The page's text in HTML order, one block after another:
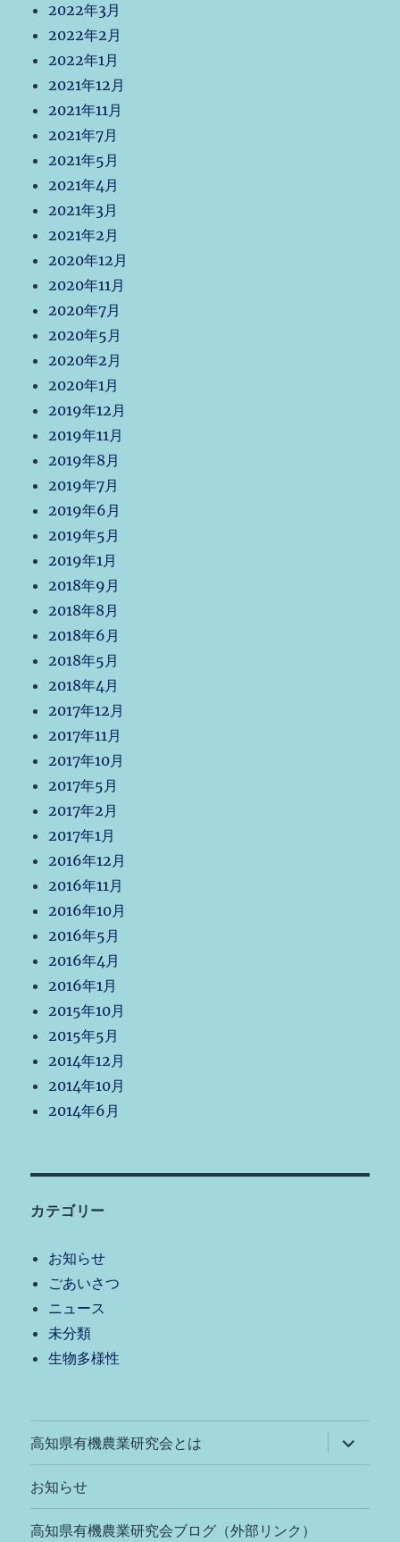
2022年3月
2022年2月
2022年1月
2021年12月
2021年11月
2021年7月
2021年5月
2021年4月
2021年3月
2021年2月
2020年12月
2020年11月
2020年7月
2020年5月
2020年2月
2020年1月
2019年12月
2019年11月
2019年8月
2019年7月
2019年6月
2019年5月
2019年1月
2018年9月
2018年8月
2018年6月
2018年5月
2018年4月
2017年12月
2017年11月
2017年10月
2017年5月
2017年2月
2017年1月
2016年12月
2016年11月
2016年10月
2016年5月
2016年4月
2016年1月
2015年10月
2015年5月
2014年12月
2014年10月
2014年6月
カテゴリー
お知らせ
ごあいさつ
ニュース
未分類
生物多様性
高知県有機農業研究会とは
ブ
メ
ー
お知らせ
高知県有機農業研究会ブログ（外部リンク）